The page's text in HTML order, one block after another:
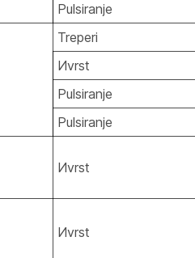
Pulsiranje
Treperi
Иvrst
Pulsiranje
Pulsiranje
Иvrst
Иvrst